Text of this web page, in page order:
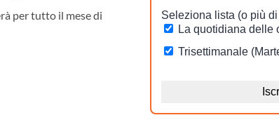
per tutto il mese di